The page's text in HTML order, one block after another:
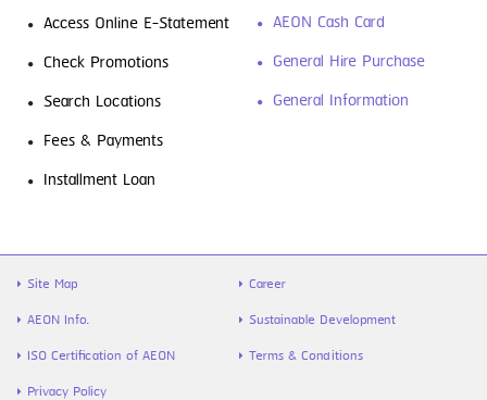
Access Online E-Statement
Check Promotions
Search Locations
Fees & Payments
Installment Loan
AEON Cash Card
General Hire Purchase
General Information
Site Map
Career
AEON Info.
Sustainable Development
ISO Certification of AEON
Terms & Conditions
Privacy Policy